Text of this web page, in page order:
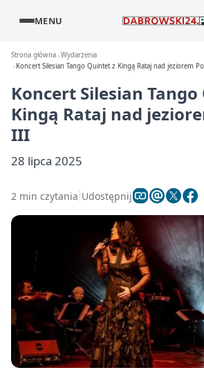
MENU
Strona główna Wydarzenia
Koncert Silesian Tango Quintet z Kingą Rataj nad jeziorem
Koncert Silesian
Kingą Rataj nad
III
28 lipca 2025
2 min czytania Udostępnij